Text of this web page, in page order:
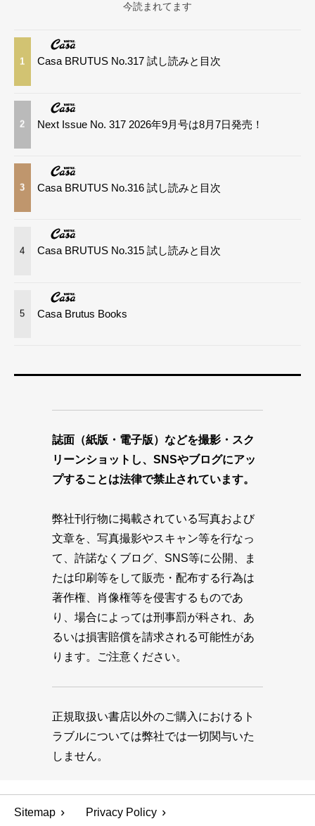
今読まれてます
1 Casa BRUTUS No.317 試し読みと目次
2 Next Issue No. 317 2026年9月号は8月7日発売！
3 Casa BRUTUS No.316 試し読みと目次
4 Casa BRUTUS No.315 試し読みと目次
5 Casa Brutus Books
誌面（紙版・電子版）などを撮影・スク
リーンショットし、SNSやブログにアッ
プすることは法律で禁止されています。
弊社刊行物に掲載されている写真および
文章を、写真撮影やスキャン等を行なっ
て、許諾なくブログ、SNS等に公開、ま
たは印刷等をして販売・配布する行為は
著作権、肖像権等を侵害するものであ
り、場合によっては刑事罰が科され、あ
るいは損害賠償を請求される可能性があ
ります。ご注意ください。
正規取扱い書店以外のご購入におけるト
ラブルについては弊社では一切関与いた
しません。
Sitemap Privacy Policy